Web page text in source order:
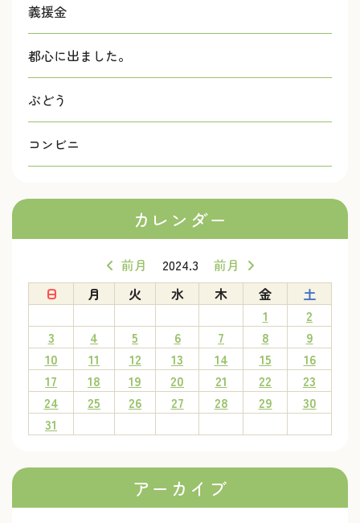
義援金
都心に出ました。
ぶどう
コンビニ
カレンダー
前月 2024.3
前月
日
月 火 水 木 金
土
1
2
3
4 5 6 7 8
9
10
11 12 13 14 15
16
17
18 19 20 21 22
23
24
25 26 27 28 29
30
31
アーカイブ